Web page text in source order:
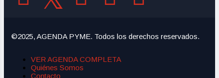
©2025, AGENDA PYME. Todos los derechos reservados.
VER AGENDA COMPLETA
Quiénes Somos
Contacto